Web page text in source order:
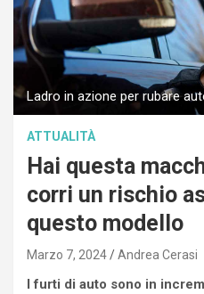
Ladro in azione per rubare
ATTUALITÀ
Hai questa
corri un rischio
questo modello
Marzo 7, 2024 Andrea Cerasi
I furti di auto sono in